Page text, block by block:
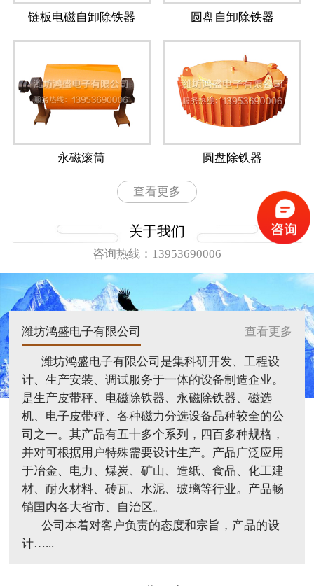
链板电磁自卸除铁器 圆盘自卸除铁器
永磁滚筒 圆盘除铁器
查看更多
关于我们
咨询热线：13953690006
潍坊鸿盛电子有限公司 查看更多
潍坊鸿盛电子有限公司是集科研开发、工程设
计、生产安装、调试服务于一体的设备制造企业。
是生产皮带秤、电磁除铁器、永磁除铁器、磁选
机、电子皮带秤、各种磁力分选设备品种较全的公
司之一。其产品有五十多个系列，四百多种规格，
并对可根据用户特殊需要设计生产。产品广泛应用
于冶金、电力、煤炭、矿山、造纸、食品、化工建
材、耐火材料、砖瓦、水泥、玻璃等行业。产品畅
销国内各大省市、自治区。
公司本着对客户负责的态度和宗旨，产品的设
计…...